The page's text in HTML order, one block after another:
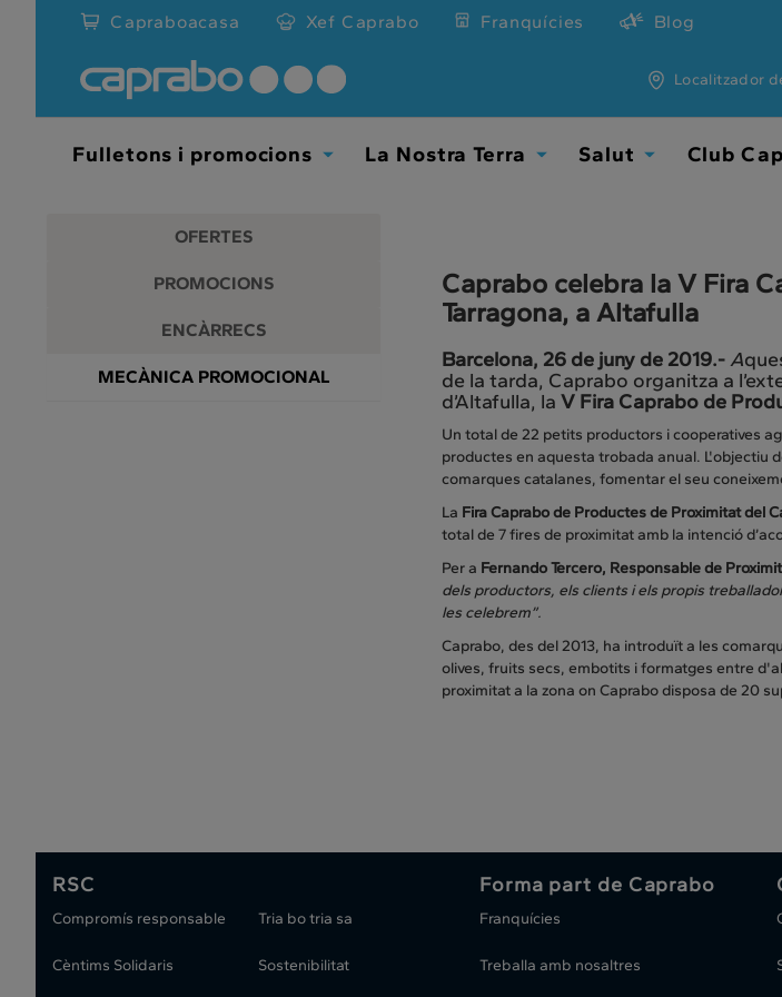
Promocions
descomptes
supermercats
Capraboacasa Xef Caprabo Franquícies Blog
Localitzador
Fulletons i promocions La Nostra Terra Salut Club
OFERTES
PROMOCIONS
ENCÀRRECS
MECÀNICA PROMOCIONAL
Caprabo celebra la V Fira
Tarragona, a Altafulla
Barcelona, 26 de juny de 2019.-A
de la tarda, Caprabo organitza a
d’Altafulla, la V Fira Caprabo de
Un total de 22 petits productors i cooperatives
productes en aquesta trobada anual. L'objectiu
comarques catalanes, fomentar el seu
La Fira Caprabo de Productes de Proximitat del
total de 7 fires de proximitat amb la intenció
Per a Fernando Tercero, Responsable de
dels productors, els clients i els propis
les celebrem”.
Caprabo, des del 2013, ha introduït a les
olives, fruits secs, embotits i formatges entre
proximitat a la zona on Caprabo disposa de 20
RSC
Compromís responsable
Cèntims Solidaris
Tria bo tria sa
Sostenibilitat
Forma part de Caprabo
Franquícies
Treballa amb nosaltres